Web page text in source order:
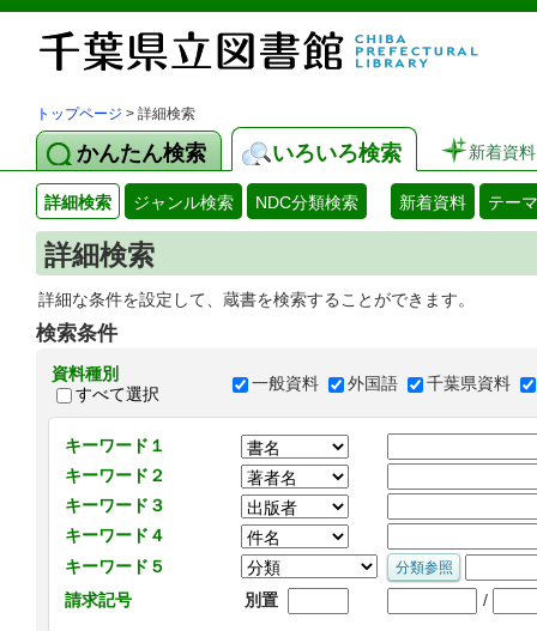
トップページ > 詳細検索
かんたん検索 いろいろ検索 新着資料
詳細検索 ジャンル検索 NDC分類検索 新着資料 テー
詳細検索
詳細な条件を設定して、蔵書を検索することができます。
検索条件
資料種別
すべて選択
一般資料 外国語 千葉県資料
キーワード１
キーワード２
キーワード３
キーワード４
キーワード５
請求記号
別置 /